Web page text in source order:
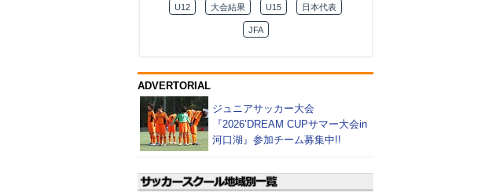
U12 大会結果 U15 日本代表
JFA
ADVERTORIAL
ジュニアサッカー大会
『2026’DREAM CUPサマー大会in
河口湖』参加チーム募集中!!